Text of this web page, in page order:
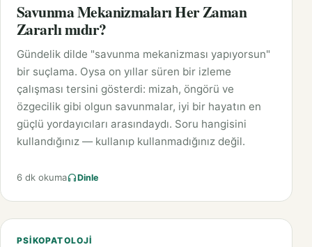
Savunma Mekanizmaları Her Zaman
Zararlı mıdır?
Gündelik dilde "savunma mekanizması yapıyorsun"
bir suçlama. Oysa on yıllar süren bir izleme
çalışması tersini gösterdi: mizah, öngörü ve
özgecilik gibi olgun savunmalar, iyi bir hayatın en
güçlü yordayıcıları arasındaydı. Soru hangisini
kullandığınız — kullanıp kullanmadığınız değil.
6 dk okuma Dinle
PSIKOPATOLOJI